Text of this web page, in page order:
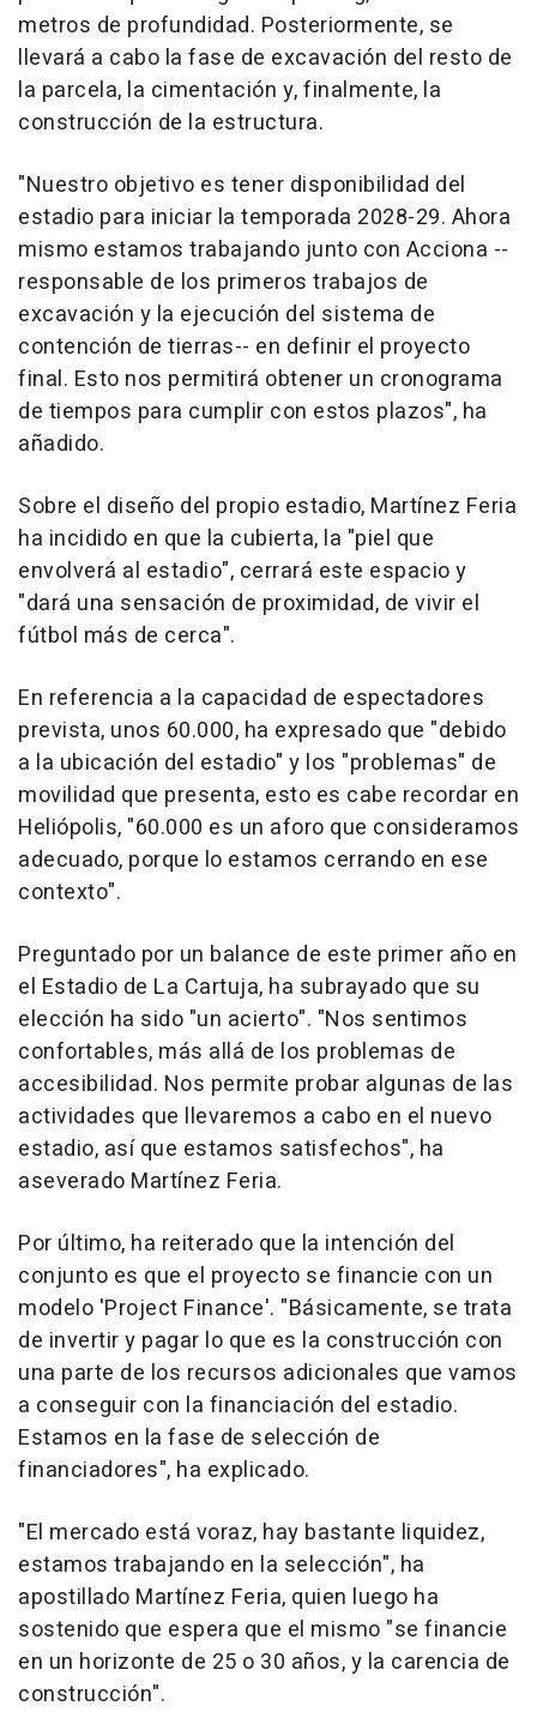
metros de profundidad. Posteriormente, se
llevará a cabo la fase de excavación del resto de
la parcela, la cimentación y, finalmente, la
construcción de la estructura.
"Nuestro objetivo es tener disponibilidad del
estadio para iniciar la temporada 2028-29. Ahora
mismo estamos trabajando junto con Acciona --
responsable de los primeros trabajos de
excavación y la ejecución del sistema de
contención de tierras-- en definir el proyecto
final. Esto nos permitirá obtener un cronograma
de tiempos para cumplir con estos plazos", ha
añadido.
Sobre el diseño del propio estadio, Martínez Feria
ha incidido en que la cubierta, la "piel que
envolverá al estadio", cerrará este espacio y
"dará una sensación de proximidad, de vivir el
fútbol más de cerca".
En referencia a la capacidad de espectadores
prevista, unos 60.000, ha expresado que "debido
a la ubicación del estadio" y los "problemas" de
movilidad que presenta, esto es cabe recordar en
Heliópolis, "60.000 es un aforo que consideramos
adecuado, porque lo estamos cerrando en ese
contexto".
Preguntado por un balance de este primer año en
el Estadio de La Cartuja, ha subrayado que su
elección ha sido "un acierto". "Nos sentimos
confortables, más allá de los problemas de
accesibilidad. Nos permite probar algunas de las
actividades que llevaremos a cabo en el nuevo
estadio, así que estamos satisfechos", ha
aseverado Martínez Feria.
Por último, ha reiterado que la intención del
conjunto es que el proyecto se financie con un
modelo 'Project Finance'. "Básicamente, se trata
de invertir y pagar lo que es la construcción con
una parte de los recursos adicionales que vamos
a conseguir con la financiación del estadio.
Estamos en la fase de selección de
financiadores", ha explicado.
"El mercado está voraz, hay bastante liquidez,
estamos trabajando en la selección", ha
apostillado Martínez Feria, quien luego ha
sostenido que espera que el mismo "se financie
en un horizonte de 25 o 30 años, y la carencia de
construcción".